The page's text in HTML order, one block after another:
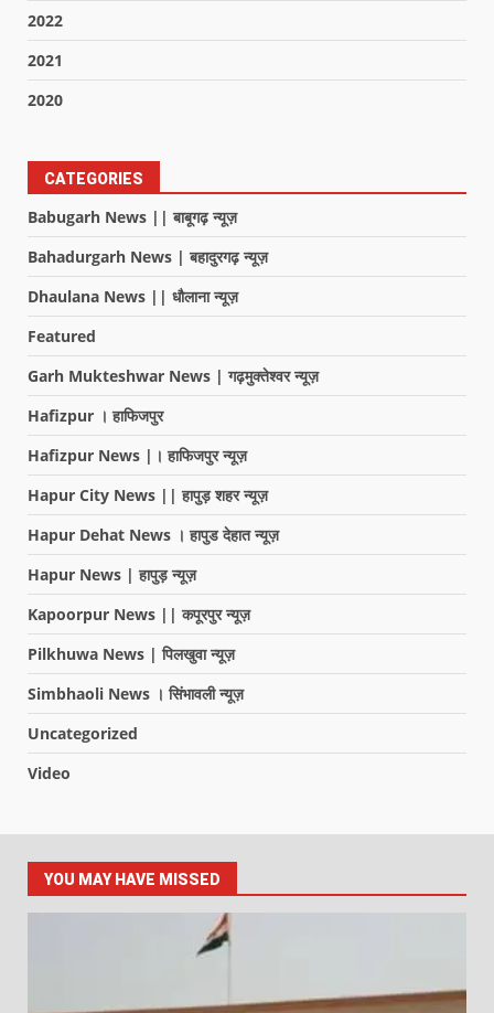
2022
2021
2020
CATEGORIES
Babugarh News || बाबूगढ़ न्यूज़
Bahadurgarh News | बहादुरगढ़ न्यूज़
Dhaulana News || धौलाना न्यूज़
Featured
Garh Mukteshwar News | गढ़मुक्तेश्वर न्यूज़
Hafizpur । हाफिजपुर
Hafizpur News |। हाफिजपुर न्यूज़
Hapur City News || हापुड़ शहर न्यूज़
Hapur Dehat News । हापुड देहात न्यूज़
Hapur News | हापुड़ न्यूज़
Kapoorpur News || कपूरपुर न्यूज़
Pilkhuwa News | पिलखुवा न्यूज़
Simbhaoli News । सिंभावली न्यूज़
Uncategorized
Video
YOU MAY HAVE MISSED